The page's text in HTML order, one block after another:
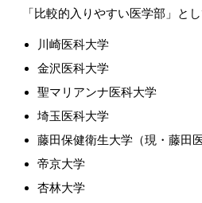
「比較的入りやすい医学部」と
川崎医科大学
金沢医科大学
聖マリアンナ医科大学
埼玉医科大学
藤田保健衛生大学（現・藤田
帝京大学
杏林大学